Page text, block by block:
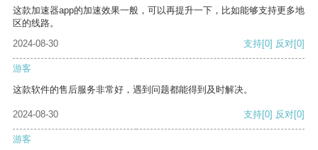
这款加速器app的加速效果一般，可以再提升一下，比如能够支持更多地
区的线路。
2024-08-30
支持[0] 反对[0]
游客
这款软件的售后服务非常好，遇到问题都能得到及时解决。
2024-08-30 支持[0] 反对[0]
游客